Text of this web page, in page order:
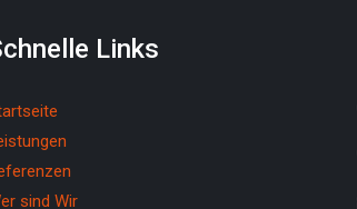
Links
sind Wir